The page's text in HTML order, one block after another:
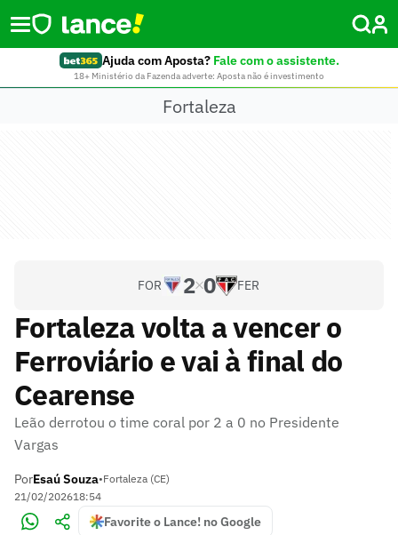
Ajuda com Aposta? Fale com o assistente.
18+ Ministério da Fazenda adverte: Aposta não é investimento
Fortaleza
FOR 2 0 FER
Fortaleza volta a vencer o
Ferroviário e vai à final do
Cearense
Leão derrotou o time coral por 2 a 0 no Presidente
Vargas
PorEsaú Souza•Fortaleza (CE)
21/02/202618:54
Favorite o Lance! no Google